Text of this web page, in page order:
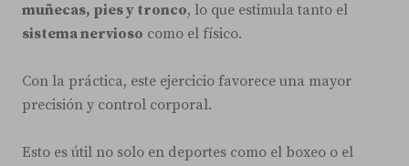
muñecas, pies y tronco, lo que estimula tanto el
sistema nervioso como el físico.
Con la práctica, este ejercicio favorece una mayor
precisión y control corporal.
Esto es útil no solo en deportes como el boxeo o el